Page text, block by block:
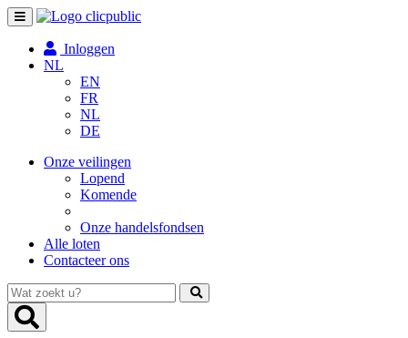
Toggle
navigation
Inloggen
NL
EN
FR
NL
DE
Onze veilingen
Lopend
Komende
Onze handelsfondsen
Alle loten
Contacteer ons
Wat
zoekt
u?